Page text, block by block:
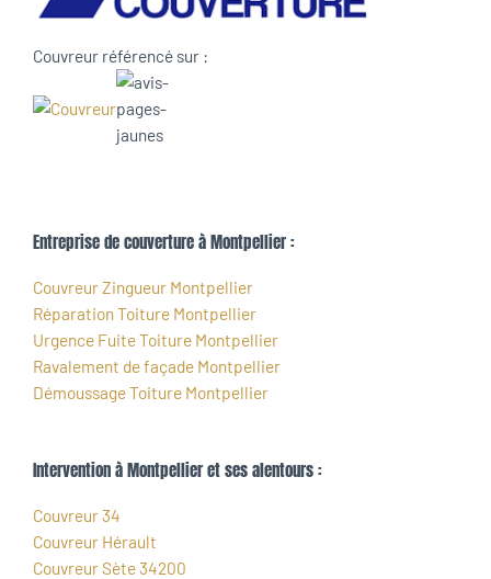
Couvreur référencé sur :
Entreprise de couverture à Montpellier :
Couvreur Zingueur Montpellier
Réparation Toiture Montpellier
Urgence Fuite Toiture Montpellier
Ravalement de façade Montpellier
Démoussage Toiture Montpellier
Intervention à Montpellier et ses alentours :
Couvreur 34
Couvreur Hérault
Couvreur Sète 34200